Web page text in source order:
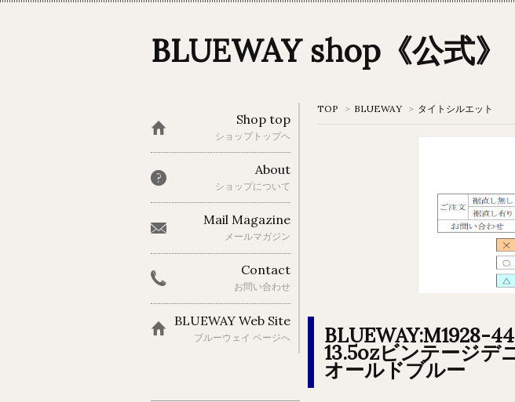
BLUEWAY shop《公式》
TOP > BLUEWAY > タイトシルエット
BLUEWAY:M1928-
13.5ozビンテージデ
オールドブルー
Shop top
ショップトップヘ
About
ショップについて
Mail Magazine
メールマガジン
Contact
お問い合わせ
BLUEWAY Web Site
ブルーウェイ ページへ